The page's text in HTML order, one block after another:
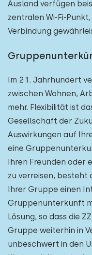
Ausland verfügen
zentralen Wi-Fi-
Verbindung
Im 21. Jahrhundert
zwischen Wohnen,
mehr. Flexibilität ist
Gesellschaft der
Auswirkungen auf
eine
Ihren Freunden oder
zu verreisen, besteht
Ihrer Gruppe einen
Gruppenunterkunft
Lösung, so dass die
Gruppe weiterhin in
unbeschwert in den